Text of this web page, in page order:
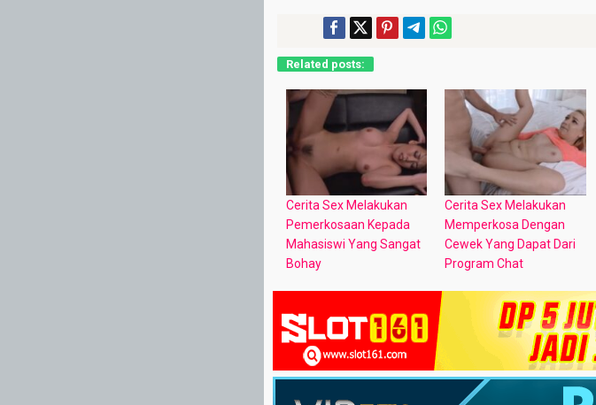
Related posts:
Cerita Sex Melakukan
Pemerkosaan Kepada
Mahasiswi Yang Sangat
Bohay
Cerita Sex Melakukan
Memperkosa Dengan
Cewek Yang Dapat Dari
Program Chat